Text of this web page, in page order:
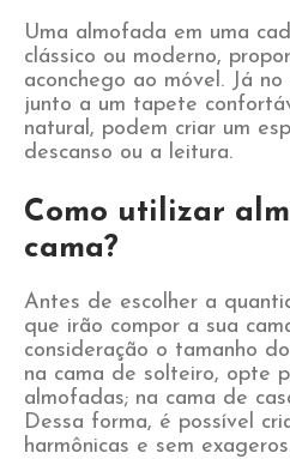
Uma almofada em uma
clássico ou moderno,
aconchego ao móvel. Já no
junto a um tapete
natural, podem criar um
descanso ou a leitura.
Como utilizar
cama?
Antes de escolher a
que irão compor a sua
consideração o tamanho
na cama de solteiro, opte
almofadas; na cama de
Dessa forma, é possível
harmônicas e sem